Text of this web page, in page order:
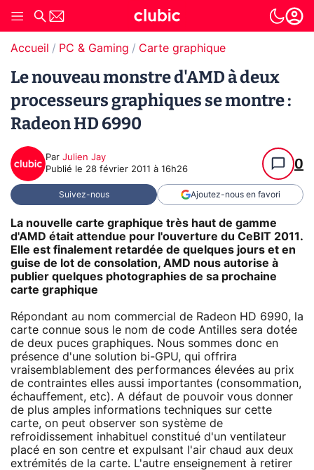
Accueil PC & Gaming Carte graphique
Le nouveau monstre d'AMD à deux
processeurs graphiques se montre :
Radeon HD 6990
Par Julien Jay
Publié le 28 février 2011 à 16h26 0
Suivez-nous Ajoutez-nous en favori
La nouvelle carte graphique très haut de gamme
d'AMD était attendue pour l'ouverture du CeBIT 2011.
Elle est finalement retardée de quelques jours et en
guise de lot de consolation, AMD nous autorise à
publier quelques photographies de sa prochaine
carte graphique
Répondant au nom commercial de Radeon HD 6990, la
carte connue sous le nom de code Antilles sera dotée
de deux puces graphiques. Nous sommes donc en
présence d'une solution bi-GPU, qui offrira
vraisemblablement des performances élevées au prix
de contraintes elles aussi importantes (consommation,
échauffement, etc). A défaut de pouvoir vous donner
de plus amples informations techniques sur cette
carte, on peut observer son système de
refroidissement inhabituel constitué d'un ventilateur
placé en son centre et expulsant l'air chaud aux deux
extrémités de la carte. L'autre enseignement à retirer